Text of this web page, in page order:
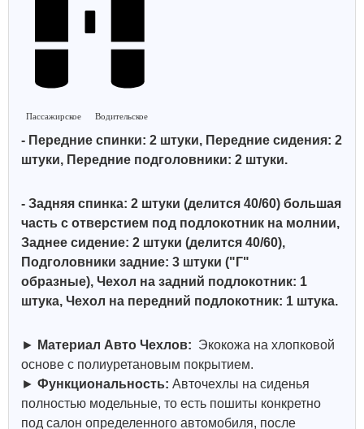
Пассажирское Водительское
- Передние спинки: 2 штуки, Передние сидения: 2
штуки, Передние подголовники: 2 штуки.
- Задняя спинка: 2 штуки (делится 40/60) большая
часть с отверстием под подлокотник на молнии,
Заднее сидение: 2 штуки (делится 40/60),
Подголовники задние: 3 штуки ("Г"
образные), Чехол на задний подлокотник: 1
штука, Чехол на передний подлокотник: 1 штука.
► Материал Авто Чехлов: Экокожа на хлопковой
основе с полиуретановым покрытием.
► Функциональность: Авточехлы на сиденья
полностью модельные, то есть пошиты конкретно
под салон определенного автомобиля, после